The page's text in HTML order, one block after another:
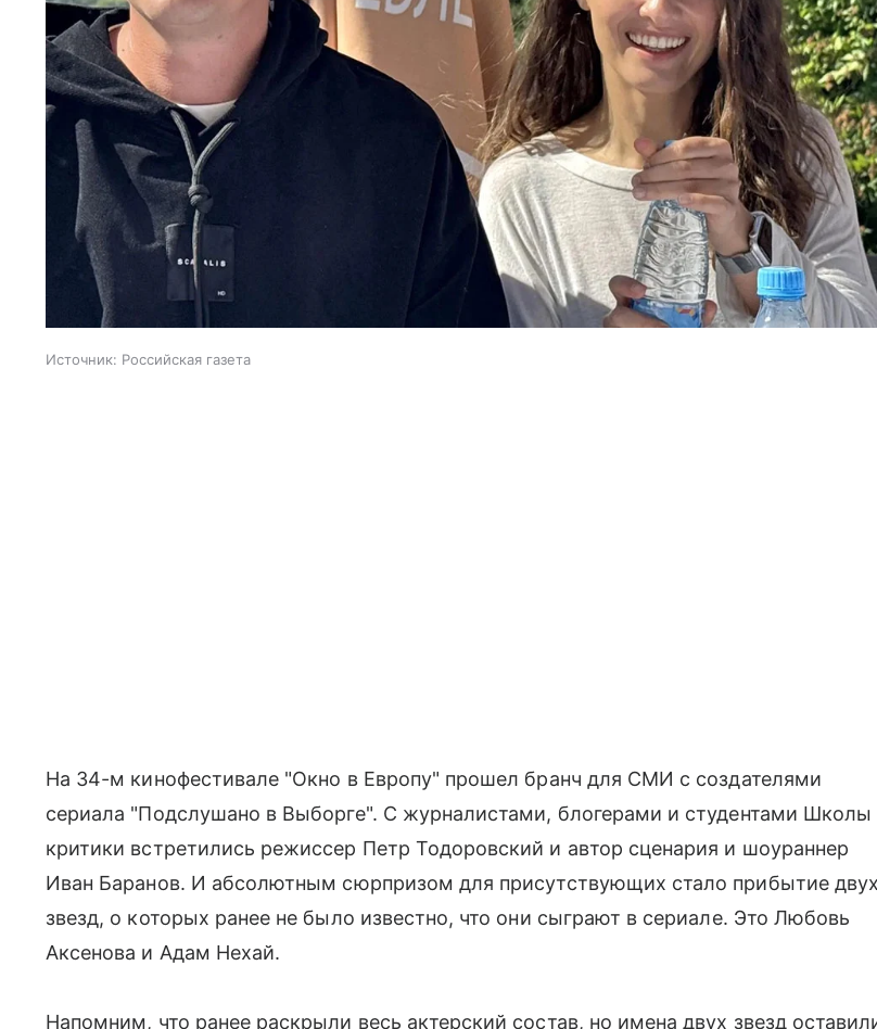
Источник: Российская газета
На 34-м кинофестивале "Окно в Европу" прошел бранч для СМИ с создателями
сериала "Подслушано в Выборге". С журналистами, блогерами и студентами Школы
критики встретились режиссер Петр Тодоровский и автор сценария и шоураннер
Иван Баранов. И абсолютным сюрпризом для присутствующих стало прибытие двух
звезд, о которых ранее не было известно, что они сыграют в сериале. Это Любовь
Аксенова и Адам Нехай.
Напомним, что ранее раскрыли весь актерский состав, но имена двух звезд